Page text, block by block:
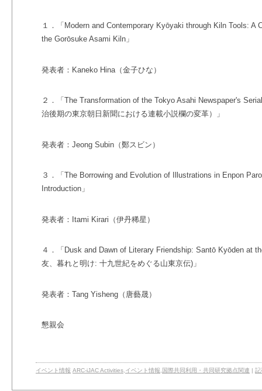
１．「Modern and Contemporary Kyōyaki through Kiln Tools:
the Gorōsuke Asami Kiln」
発表者：Kaneko Hina（金子ひな）
２．「The Transformation of the Tokyo Asahi Newspaper's
治後期の東京朝日新聞における連載小説欄の変革）」
発表者：Jeong Subin（鄭スビン）
３．「The Borrowing and Evolution of Illustrations in Enpon
Introduction」
発表者：Itami Kirari（伊丹稀星）
４．「Dusk and Dawn of Literary Friendship: Santō Kyōden at
友、暮れと明け: 十九世紀をめぐる山東京伝)」
発表者：Tang Yisheng（唐藝晟）
懇親会
イベント情報 ARC-iJAC Activities イベント情報 国際共同利用・共同研究拠点関連 | 記